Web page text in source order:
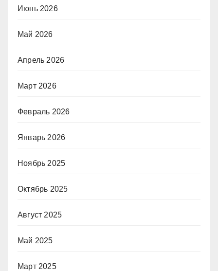
Июнь 2026
Май 2026
Апрель 2026
Март 2026
Февраль 2026
Январь 2026
Ноябрь 2025
Октябрь 2025
Август 2025
Май 2025
Март 2025